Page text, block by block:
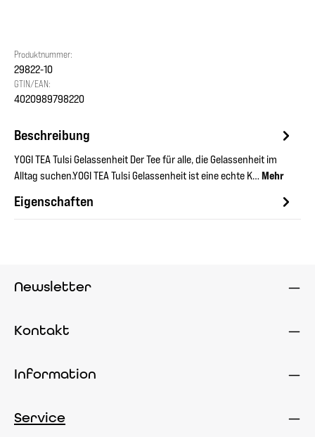
Produktnummer:
29822-10
GTIN/EAN:
4020989798220
Beschreibung
YOGI TEA Tulsi Gelassenheit Der Tee für alle, die Gelassenheit im
Alltag suchen.YOGI TEA Tulsi Gelassenheit ist eine echte K… Mehr
Eigenschaften
Newsletter
Kontakt
Information
Service